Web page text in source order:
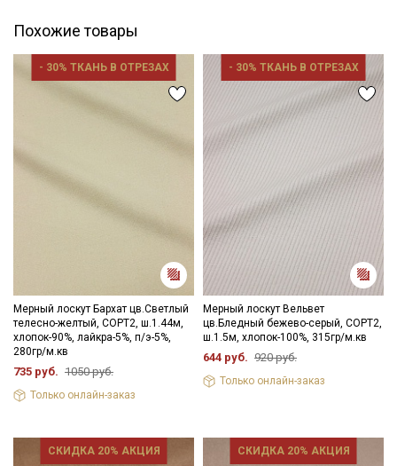
Похожие товары
- 30% ТКАНЬ В ОТРЕЗАХ
Мерный лоскут Бархат цв.Светлый
телесно-желтый, СОРТ2, ш.1.44м,
хлопок-90%, лайкра-5%, п/э-5%,
280гр/м.кв
735 руб. 1050 руб.
Только онлайн-заказ
- 30% ТКАНЬ В ОТРЕЗАХ
Мерный лоскут Вельвет
цв.Бледный бежево-серый, СОРТ2,
ш.1.5м, хлопок-100%, 315гр/м.кв
644 руб. 920 руб.
Только онлайн-заказ
СКИДКА 20% АКЦИЯ СКИДКА 20% АКЦИЯ